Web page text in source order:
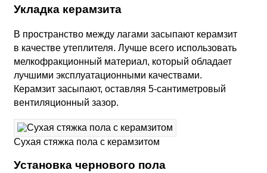
Укладка керамзита
В пространство между лагами засыпают керамзит
в качестве утеплителя. Лучше всего использовать
мелкофракционный материал, который обладает
лучшими эксплуатационными качествами.
Керамзит засыпают, оставляя 5-сантиметровый
вентиляционный зазор.
Сухая стяжка пола с керамзитом
Установка чернового пола